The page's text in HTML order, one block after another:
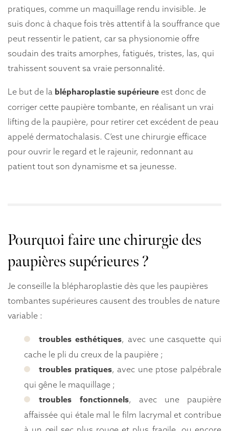
pratiques, comme un maquillage rendu invisible. Je
suis donc à chaque fois très attentif à la souffrance que
peut ressentir le patient, car sa physionomie offre
soudain des traits amorphes, fatigués, tristes, las, qui
trahissent souvent sa vraie personnalité.
Le but de la blépharoplastie supérieure est donc de
corriger cette paupière tombante, en réalisant un vrai
lifting de la paupière, pour retirer cet excédent de peau
appelé dermatochalasis. C’est une chirurgie efficace
pour ouvrir le regard et le rajeunir, redonnant au
patient tout son dynamisme et sa jeunesse.
Pourquoi faire une chirurgie des
paupières supérieures ?
Je conseille la blépharoplastie dès que les paupières
tombantes supérieures causent des troubles de nature
variable :
troubles esthétiques, avec une casquette qui
cache le pli du creux de la paupière ;
troubles pratiques, avec une ptose palpébrale
qui gêne le maquillage ;
troubles fonctionnels, avec une paupière
affaissée qui étale mal le film lacrymal et contribue